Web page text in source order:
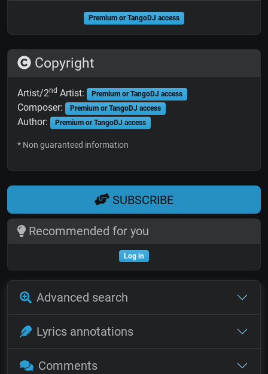
Premium or TangoDJ access
Copyright
Artist/2nd Artist: Premium or TangoDJ access
Composer: Premium or TangoDJ access
Author: Premium or TangoDJ access
* Non guaranteed information
SUBSCRIBE
Recommended for you
Log in
Advanced search
Lyrics annotations
Comments